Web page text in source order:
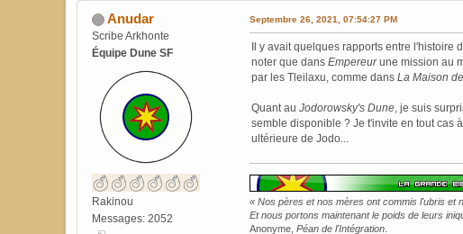
Anudar
Scribe Arkhonte
Équipe Dune SF
Rakinou
Messages: 2052
Septembre 26, 2021, 07:54:27 PM
Il y avait quelques rapports entre
noter que dans Empereurune mission au
par les Tleilaxu, comme dans La Maison
Quant au Jodorowsky's Dune, je suis
semble disponible ? Je t'invite en tout cas
ultérieure de Jodo...
« Nos pères et nos mères ont commis l'ubris et
Et nous portons maintenant le poids de leurs
Anonyme, Péan de l'Intégration.